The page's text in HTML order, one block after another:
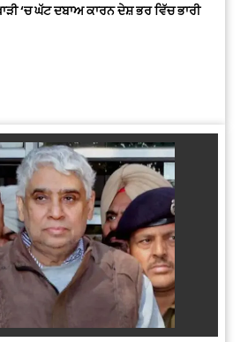
‘ਚ ਘੱਟ ਦਬਾਅ ਕਾਰਨ ਦੇਸ਼ ਭਰ ਵਿੱਚ ਭਾਰੀ